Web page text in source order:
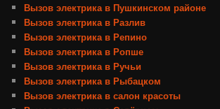
Вызов электрика в Пушкинском районе
Вызов электрика в Разлив
Вызов электрика в Репино
Вызов электрика в Ропше
Вызов электрика в Ручьи
Вызов электрика в Рыбацком
Вызов электрика в салон красоты